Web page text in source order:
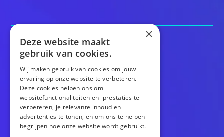
CONTACT
info@totstraksonline.nl
024 23 40 111
Kerkenbos 1039
×
Deze website maakt
gebruik van cookies.
Wij maken gebruik van cookies om jouw
ervaring op onze website te verbeteren.
Deze cookies helpen ons om
websitefunctionaliteiten en -prestaties te
verbeteren, je relevante inhoud en
advertenties te tonen, en om ons te helpen
begrijpen hoe onze website wordt gebruikt.